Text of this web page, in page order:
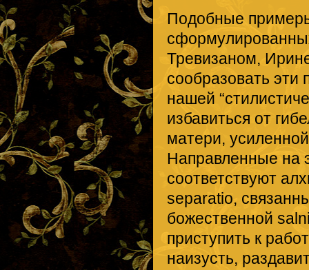
Подобные
Тревизаном,
сообразовать
нашей
избавиться от
матери,
Направленные на
соответствуют
separatio,
божественной
приступить к
наизусть,